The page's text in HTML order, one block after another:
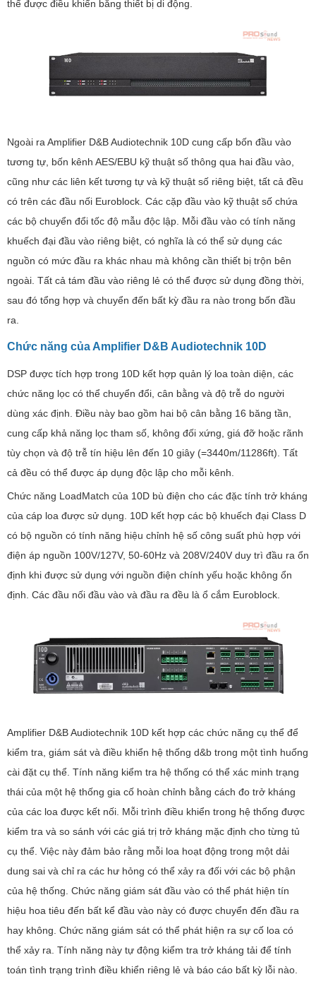
thể được điều khiển bằng thiết bị di động.
Ngoài ra Amplifier D&B Audiotechnik 10D cung cấp bốn đầu vào
tương tự, bốn kênh AES/EBU kỹ thuật số thông qua hai đầu vào,
cũng như các liên kết tương tự và kỹ thuật số riêng biệt, tất cả đều
có trên các đầu nối Euroblock. Các cặp đầu vào kỹ thuật số chứa
các bộ chuyển đổi tốc độ mẫu độc lập. Mỗi đầu vào có tính năng
khuếch đại đầu vào riêng biệt, có nghĩa là có thể sử dụng các
nguồn có mức đầu ra khác nhau mà không cần thiết bị trộn bên
ngoài. Tất cả tám đầu vào riêng lẻ có thể được sử dụng đồng thời,
sau đó tổng hợp và chuyển đến bất kỳ đầu ra nào trong bốn đầu
ra.
Chức năng của Amplifier D&B Audiotechnik 10D
DSP được tích hợp trong 10D kết hợp quản lý loa toàn diện, các
chức năng lọc có thể chuyển đổi, cân bằng và độ trễ do người
dùng xác định. Điều này bao gồm hai bộ cân bằng 16 băng tần,
cung cấp khả năng lọc tham số, không đối xứng, giá đỡ hoặc rãnh
tùy chọn và độ trễ tín hiệu lên đến 10 giây (=3440m/11286ft). Tất
cả đều có thể được áp dụng độc lập cho mỗi kênh.
Chức năng LoadMatch của 10D bù điện cho các đặc tính trở kháng
của cáp loa được sử dụng. 10D kết hợp các bộ khuếch đại Class D
có bộ nguồn có tính năng hiệu chỉnh hệ số công suất phù hợp với
điện áp nguồn 100V/127V, 50-60Hz và 208V/240V duy trì đầu ra ổn
định khi được sử dụng với nguồn điện chính yếu hoặc không ổn
định. Các đầu nối đầu vào và đầu ra đều là ổ cắm Euroblock.
Amplifier D&B Audiotechnik 10D kết hợp các chức năng cụ thể để
kiểm tra, giám sát và điều khiển hệ thống d&b trong một tình huống
cài đặt cụ thể. Tính năng kiểm tra hệ thống có thể xác minh trạng
thái của một hệ thống gia cố hoàn chỉnh bằng cách đo trở kháng
của các loa được kết nối. Mỗi trình điều khiển trong hệ thống được
kiểm tra và so sánh với các giá trị trở kháng mặc định cho từng tủ
cụ thể. Việc này đảm bảo rằng mỗi loa hoạt động trong một dải
dung sai và chỉ ra các hư hỏng có thể xảy ra đối với các bộ phận
của hệ thống. Chức năng giám sát đầu vào có thể phát hiện tín
hiệu hoa tiêu đến bất kể đầu vào này có được chuyển đến đầu ra
hay không. Chức năng giám sát có thể phát hiện ra sự cố loa có
thể xảy ra. Tính năng này tự động kiểm tra trở kháng tải để tính
toán tình trạng trình điều khiển riêng lẻ và báo cáo bất kỳ lỗi nào.